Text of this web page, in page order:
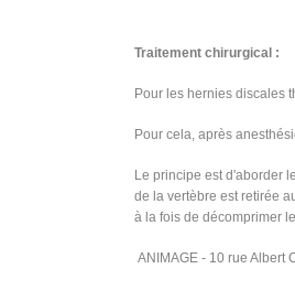
Traitement chirurgical :
Pour les hernies discales
Pour cela, après
Le principe est d'aborder
de la vertèbre est retirée
à la fois de décomprimer
ANIMAGE - 10 rue Albert